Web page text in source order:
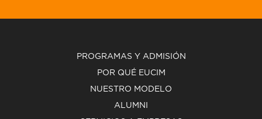
PROGRAMAS Y ADMISIÓN
POR QUÉ EUCIM
NUESTRO MODELO
ALUMNI